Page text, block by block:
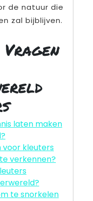
de natuur die
zal bijblijven.
laten maken
voor kleuters
verkennen?
te snorkelen